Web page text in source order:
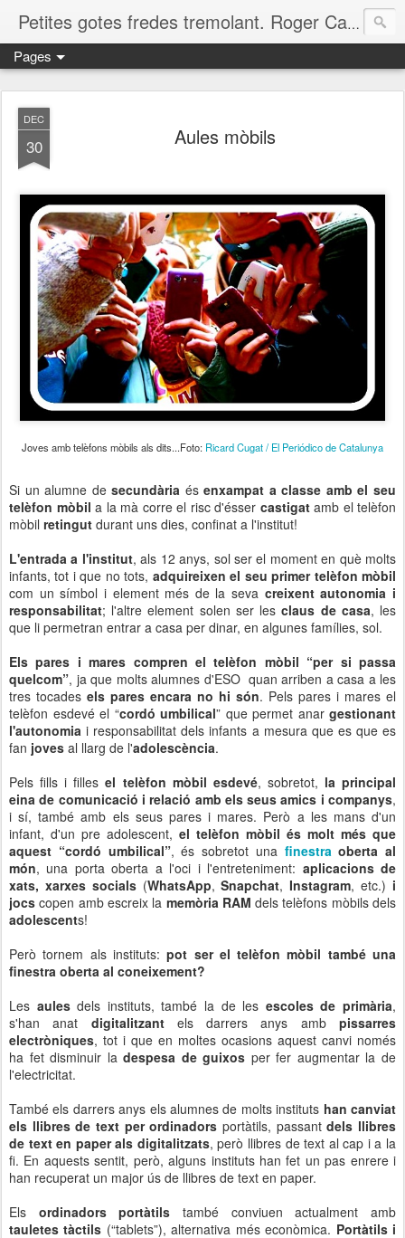
Petites gotes fredes tremolant. Roger Casero Gumbau. Girona
Pages
DEC
30 Aules mòbils
Joves amb telèfons mòbils als dits...Foto: Ricard Cugat / El Periódico de Catalunya
Si un alumne desecundària ésenxampat a classe amb el seu
telèfon mòbil a la mà corre el risc d'ésser castigatamb el telèfon
mòbil retingut durant uns dies, confinat a l'institut!
L'entrada a l'institut, als 12 anys, sol ser el moment en què molts
infants, tot i que no tots, adquireixen el seu primer telèfon mòbil
com un símbol i element més de la seva creixent autonomia i
responsabilitat; l'altre element solen ser les claus de casa, les
que li permetran entrar a casa per dinar, en algunes famílies, sol.
Els pares i mares compren el telèfon mòbil “per si passa
quelcom”, ja que molts alumnes d'ESO quan arriben a casa a les
tres tocades els pares encara no hi són. Pels pares i mares el
telèfon esdevé el “cordó umbilical” que permet anar gestionant
l'autonomia i responsabilitat dels infants a mesura que es que es
fan joves al llarg de l'adolescència.
Pels fills i filles el telèfon mòbil esdevé, sobretot, la principal
eina de comunicació i relació amb els seus amics i companys,
i sí, també amb els seus pares i mares. Però a les mans d'un
infant, d'un pre adolescent, el telèfon mòbil és molt més que
aquest “cordó umbilical”, és sobretot una finestraoberta al
món, una porta oberta a l'oci i l'entreteniment: aplicacions de
xats, xarxes socials(WhatsApp,Snapchat,Instagram, etc.) i
jocscopen amb escreix la memòria RAMdels telèfons mòbils dels
adolescents!
Però tornem als instituts:pot ser el telèfon mòbil també una
finestra oberta al coneixement?
Les aulesdels instituts, també la de les escoles de primària,
s'han anat digitalitzant els darrers anys ambpissarres
electròniques, tot i que en moltes ocasions aquest canvi només
ha fet disminuir ladespesa de guixos per fer augmentar la de
l'electricitat.
També els darrers anys els alumnes de molts instituts han canviat
els llibres de text per ordinadors portàtils, passantdels llibres
de text en paper als digitalitzats, però llibres de text al cap i a la
fi. En aquests sentit, però, alguns instituts han fet un pas enrere i
han recuperat un major ús de llibres de text en paper.
Els ordinadors portàtils també conviuen actualment amb
tauletes tàctils (“tablets”), alternativa més econòmica. Portàtils i